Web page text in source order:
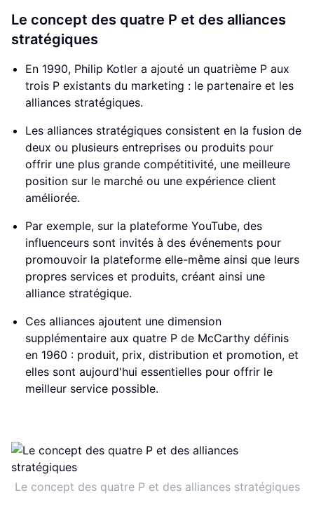
Le concept des quatre P et des alliances
stratégiques
En 1990, Philip Kotler a ajouté un quatrième P aux
trois P existants du marketing : le partenaire et les
alliances stratégiques.
Les alliances stratégiques consistent en la fusion de
deux ou plusieurs entreprises ou produits pour
offrir une plus grande compétitivité, une meilleure
position sur le marché ou une expérience client
améliorée.
Par exemple, sur la plateforme YouTube, des
influenceurs sont invités à des événements pour
promouvoir la plateforme elle-même ainsi que leurs
propres services et produits, créant ainsi une
alliance stratégique.
Ces alliances ajoutent une dimension
supplémentaire aux quatre P de McCarthy définis
en 1960 : produit, prix, distribution et promotion, et
elles sont aujourd'hui essentielles pour offrir le
meilleur service possible.
Le concept des quatre P et des alliances stratégiques